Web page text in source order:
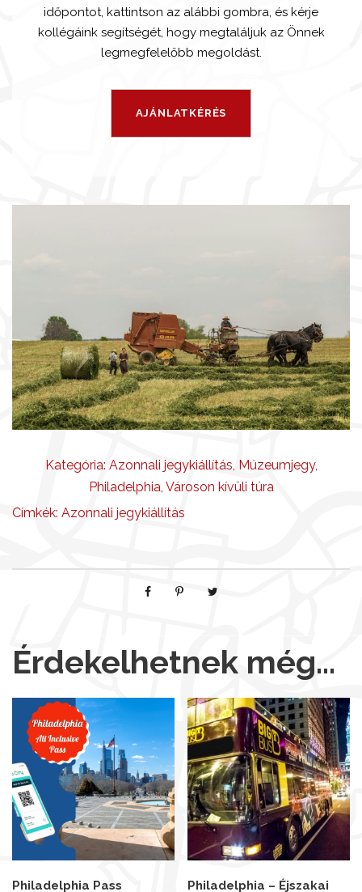
időpontot, kattintson az alábbi gombra, és kérje
kollégáink segítségét, hogy megtaláljuk az Önnek
legmegfelelőbb megoldást.
Kategória: Azonnali jegykiállítás, Múzeumjegy,
Philadelphia, Városon kívüli túra
Címkék: Azonnali jegykiállítás
Érdekelhetnek még…
Philadelphia Pass Philadelphia – Éjszakai